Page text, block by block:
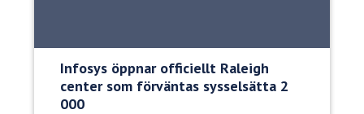
Infosys öppnar officiellt Raleigh
center som förväntas sysselsätta 2
000